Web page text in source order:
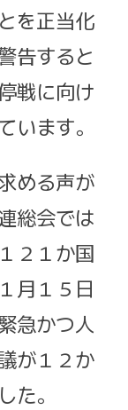
を正当化
告すると
戦に向け
います。
める声が
総会では
２１か国
月１５日
急かつ人
が１２か
た。